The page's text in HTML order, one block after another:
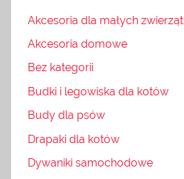
Akcesoria dla małych zwierząt
Akcesoria domowe
Bez kategorii
Budki i legowiska dla kotów
Budy dla psów
Drapaki dla kotów
Dywaniki samochodowe